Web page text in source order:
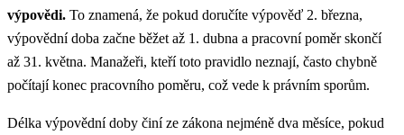
výpovědi. To znamená, že pokud doručíte výpověď 2. března,
výpovědní doba začne běžet až 1. dubna a pracovní poměr skončí
až 31. května. Manažeři, kteří toto pravidlo neznají, často chybně
počítají konec pracovního poměru, což vede k právním sporům.
Délka výpovědní doby činí ze zákona nejméně dva měsíce, pokud